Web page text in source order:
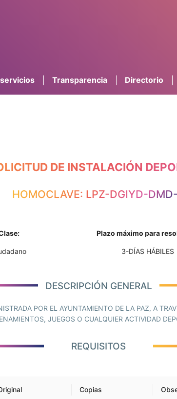
Transparencia Directorio
DE INSTALACIÓN
HOMOCLAVE: LPZ-DGIYD-
Plazo máximo para
3-DÍAS HÁBILES
DESCRIPCIÓN GENERAL
POR EL AYUNTAMIENTO DE LA PAZ, A
JUEGOS O CUALQUIER ACTIVIDAD
REQUISITOS
Copias